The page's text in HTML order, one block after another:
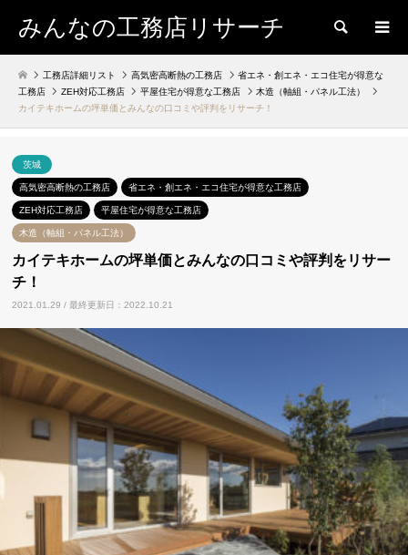
みんなの工務店リサーチ 検索
工務店詳細リスト 高気密高断熱の工務店
省エネ・創エネ・エコ住宅が得意な
工務店
ZEH対応工務店 平屋住宅が得意な工務店
木造（軸組・パネル工法）
カイテキホームの坪単価とみんなの口コミや評判をリサーチ！
茨城
高気密高断熱の工務店 省エネ・創エネ・エコ住宅が得意な工務店
ZEH対応工務店 平屋住宅が得意な工務店
木造（軸組・パネル工法）
カイテキホームの坪単価とみんなの口コミや評判をリサー
チ！
2021.01.29 / 最終更新日：2022.10.21